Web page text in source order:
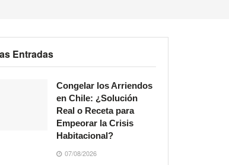
Entradas
Congelar los Arriendos
en Chile: ¿Solución
Real o Receta para
Empeorar la Crisis
Habitacional?
07/08/2026